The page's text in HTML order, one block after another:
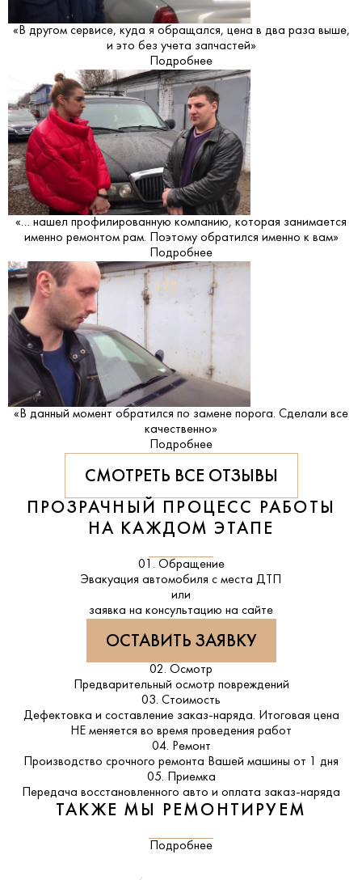
«В другом сервисе, куда я обращался, цена в два раза выше,
и это без учета запчастей»
Подробнее
«… нашел профилированную компанию, которая занимается
именно ремонтом рам. Поэтому обратился именно к вам»
Подробнее
«В данный момент обратился по замене порога. Сделали все
качественно»
Подробнее
СМОТРЕТЬ ВСЕ ОТЗЫВЫ
ПРОЗРАЧНЫЙ ПРОЦЕСС РАБОТЫ
НА КАЖДОМ ЭТАПЕ
01. Обращение
Эвакуация автомобиля с места ДТП
или
заявка на консультацию на сайте
ОСТАВИТЬ ЗАЯВКУ
02. Осмотр
Предварительный осмотр повреждений
03. Стоимость
Дефектовка и составление заказ-наряда. Итоговая цена
НЕ меняется во время проведения работ
04. Ремонт
Производство срочного ремонта Вашей машины от 1 дня
05. Приемка
Передача восстановленного авто и оплата заказ-наряда
ТАКЖЕ МЫ РЕМОНТИРУЕМ
Подробнее